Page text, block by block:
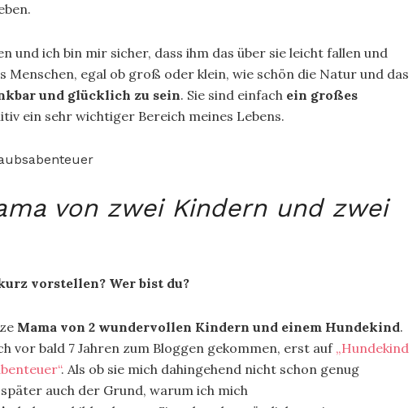
und ich bin mir sicher, dass ihm das über sie leicht fallen und
Menschen, egal ob groß oder klein, wie schön die Natur und das
und glücklich zu sein. Sie sind einfach ein großes
ein sehr wichtiger Bereich meines Lebens.
von zwei Kindern und zwei
vorstellen? Wer bist du?
Mama von 2 wundervollen Kindern und einem Hundekind.
vor bald 7 Jahren zum Bloggen gekommen, erst auf „Hundekind
. Als ob sie mich dahingehend nicht schon genug
auch der Grund, warum ich mich